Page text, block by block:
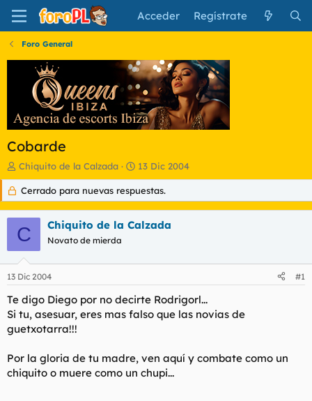
Acceder Regístrate
Foro General
Cobarde
I
n
c
i
a
d
o
r
d
l
t
e
Chiquito de la Calzada
F
e
c
h
d
n
i
o
13 Dic 2004
Cerrado para nuevas respuestas.
C Chiquito de la Calzada
Novato de mierda
13 Dic 2004 #1
Te digo Diego por no decirte Rodrigorl...
Si tu, asesuar, eres mas falso que las novias de
guetxotarra!!!
Por la gloria de tu madre, ven aquí y combate como un
chiquito o muere como un chupi...